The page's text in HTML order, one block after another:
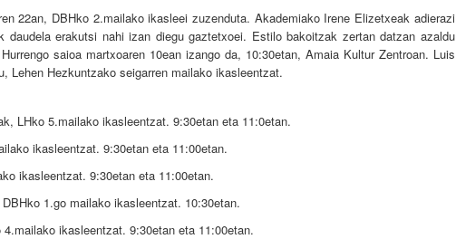
22an, DBHko 2.mailako ikasleei zuzenduta. Akademiako Irene Elizetxeak adierazi
daudela erakutsi nahi izan diegu gaztetxoei. Estilo bakoitzak zertan datzan azaldu
saioa martxoaren 10ean izango da, 10:30etan, Amaia Kultur Zentroan. Luis
Lehen Hezkuntzako seigarren mailako ikasleentzat.
LHko 5.mailako ikasleentzat. 9:30etan eta 11:0etan.
ikasleentzat. 9:30etan eta 11:00etan.
ikasleentzat. 9:30etan eta 11:00etan.
1.go mailako ikasleentzat. 10:30etan.
ikasleentzat. 9:30etan eta 11:00etan.